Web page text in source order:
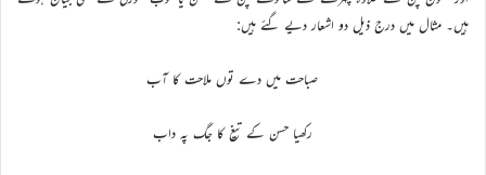
ہیں۔ مثال میں درج ذیل دو اشعار دیے گئے ہیں:
صباحت میں دے توں ملاحت کا آب
رکھیا حسن کے تیغ کا جگ پہ داب